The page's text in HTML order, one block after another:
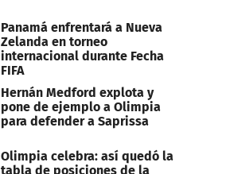
Panamá enfrentará a Nueva
Zelanda en torneo
internacional durante Fecha
FIFA
Hernán Medford explota y
pone de ejemplo a Olimpia
para defender a Saprissa
Olimpia celebra: así quedó la
tabla de posiciones de la